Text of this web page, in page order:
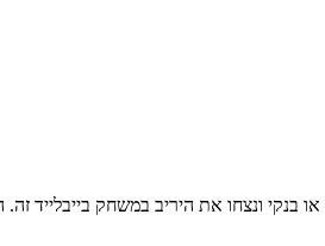
או בנקי ונצחו את היריב במשחק בייבלייד